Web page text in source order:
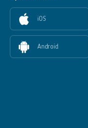
iOS
Android